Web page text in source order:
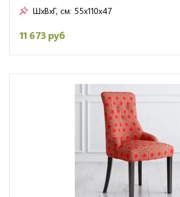
ШxВxГ, см: 55x110x47
11 673 руб